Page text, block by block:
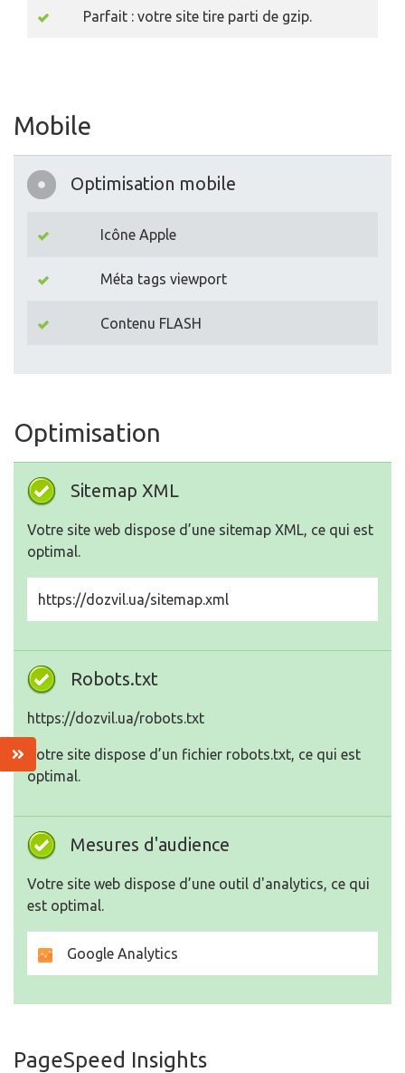
Parfait : votre site tire parti de gzip.
Mobile
Optimisation mobile
Icône Apple
Méta tags viewport
Contenu FLASH
Optimisation
Sitemap XML
Votre site web dispose d’une sitemap XML, ce qui est
optimal.
https://dozvil.ua/sitemap.xml
Robots.txt
https://dozvil.ua/robots.txt
Votre site dispose d’un fichier robots.txt, ce qui est
optimal.
Mesures d'audience
Votre site web dispose d’une outil d'analytics, ce qui
est optimal.
Google Analytics
PageSpeed Insights